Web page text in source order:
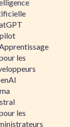
les
les